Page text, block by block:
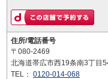
住所/電話番号
〒080-2469
北海道帯広市西19条南3丁目
TEL： 0120-014-068